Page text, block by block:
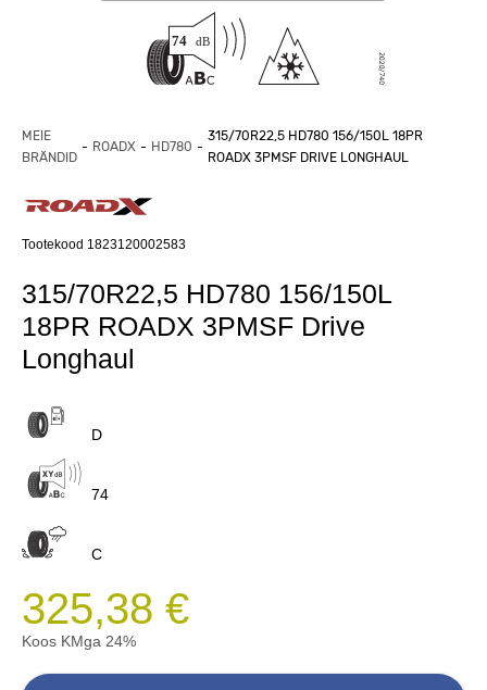
MEIE
BRÄNDID
ROADX HD780
315/70R22,5 HD780 156/150L 18PR
ROADX 3PMSF DRIVE LONGHAUL
Tootekood 1823120002583
315/70R22,5 HD780 156/150L
18PR ROADX 3PMSF Drive
Longhaul
D
74
C
325,38 €
Koos KMga 24%